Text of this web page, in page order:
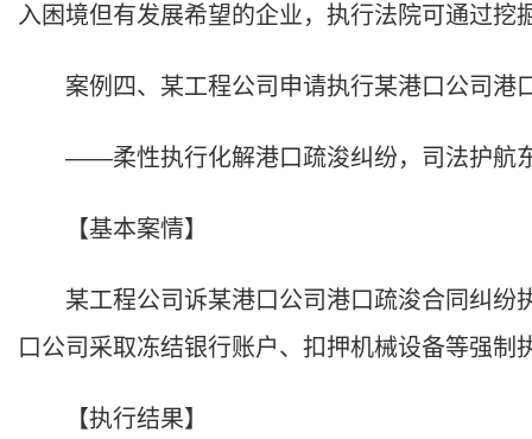
入困境但有发展希望的企业，执行法院可通过挖
案例四、某工程公司申请执行某港口公司港
——柔性执行化解港口疏浚纠纷，司法护航
【基本案情】
某工程公司诉某港口公司港口疏浚合同纠纷
口公司采取冻结银行账户、扣押机械设备等强制
【执行结果】